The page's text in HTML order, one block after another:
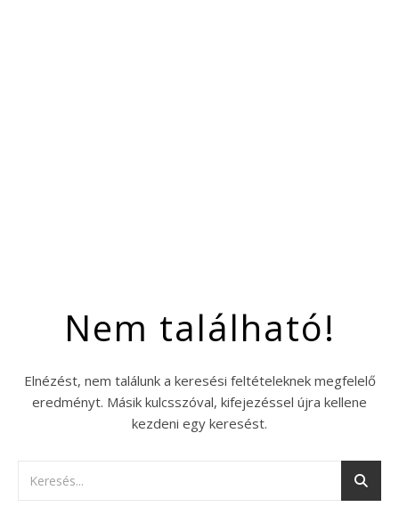
Nem található!
Elnézést, nem találunk a keresési feltételeknek megfelelő
eredményt. Másik kulcsszóval, kifejezéssel újra kellene
kezdeni egy keresést.